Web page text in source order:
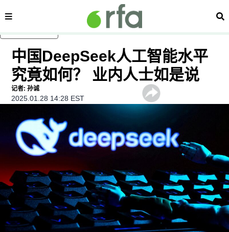
内容分类 搜
中国DeepSeek人工智能水平
究竟如何？ 业内人士如是说
记者: 孙诚
2025.01.28 14:28 EST